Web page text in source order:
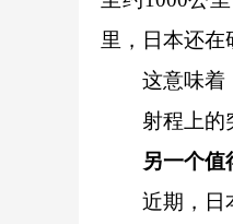
里，日本还在
这意味着，
射程上的
另一个值
近期，日本